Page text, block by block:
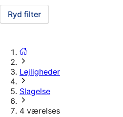
Ryd filter
Lejligheder
Slagelse
4 værelses